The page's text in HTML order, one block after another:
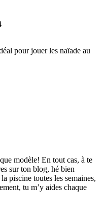
pour jouer les naïade au
modèle! En tout cas, à te
sur ton blog, hé bien
piscine toutes les semaines,
tu m’y aides chaque